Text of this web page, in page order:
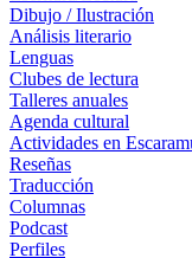
Dibujo / Ilustración
Análisis literario
Lenguas
Clubes de lectura
Talleres anuales
Agenda cultural
Actividades en
Reseñas
Traducción
Columnas
Podcast
Perfiles